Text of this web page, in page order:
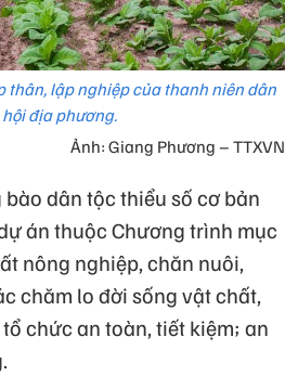
thân, lập nghiệp của thanh niên dân
địa phương.
Ảnh: Giang Phương – TTXVN
dân tộc thiểu số cơ bản
án thuộc Chương trình mục
nông nghiệp, chăn nuôi,
chăm lo đời sống vật chất,
chức an toàn, tiết kiệm; an